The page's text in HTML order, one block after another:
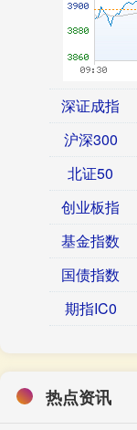
深证成指
沪深300
北证50
创业板指
基金指数
国债指数
期指IC0
热点资讯